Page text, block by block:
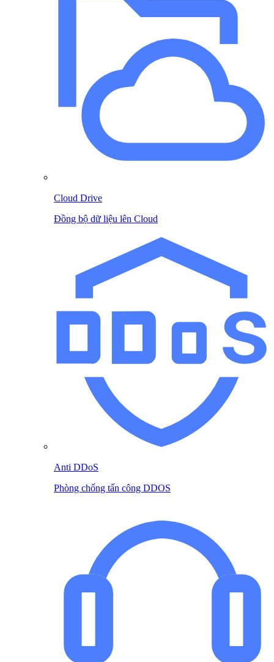
Cloud Drive
Đồng bộ dữ liệu lên Cloud
Anti DDoS
Phòng chống tấn công DDOS